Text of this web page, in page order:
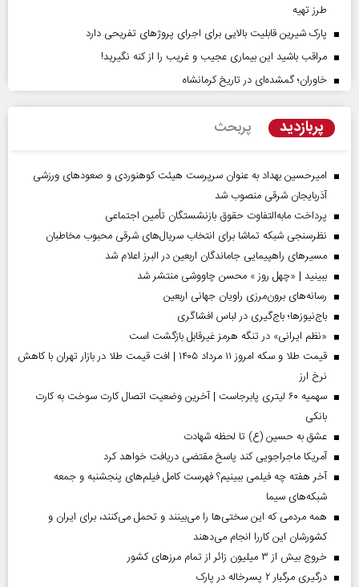
طرز تهیه
پارک شیرین قابلیت‌ بالایی برای اجرای پروژهای تفریحی دارد
مراقب باشید این بیماری عجیب و غریب را از کنه نگیرید!
خاوران؛ گمشده‌ای در تاریخ کرمانشاه
پربازدید پربحث
امیرحسین بهداد به عنوان سرپرست هیئت کوهنوردی و صعودهای ورزشی
آذربایجان شرقی منصوب شد
پرداخت مابه‌التفاوت حقوق بازنشستگان تأمین اجتماعی
نظرسنجی شبکه تماشا برای انتخاب سریال‌های شرقی محبوب مخاطبان
مسیر‌های راهپیمایی جاماندگان اربعین در البرز اعلام شد
ببینید | «چهل روز » محسن چاووشی منتشر شد
رسانه‌های برون‌مرزی راویان جهانی اربعین
باج‌نیوزها؛ باج‌گیری در لباس افشاگری
«نظم ایرانی» در تنگه هرمز غیرقابل بازگشت است
قیمت طلا و سکه امروز ۱۱ مرداد ۱۴۰۵ | افت قیمت طلا در بازار تهران با کاهش
نرخ ارز
سهمیه ۶۰ لیتری پابرجاست | آخرین وضعیت اتصال کارت سوخت به کارت
بانکی
عشق به حسین (ع) تا لحظه شهادت
آمریکا ماجراجویی کند پاسخ مقتضی دریافت خواهد کرد
آخر هفته چه فیلمی ببینیم؟ فهرست کامل فیلم‌های پنجشنبه و جمعه
شبکه‌های سیما
همه مردمی که این سختی‌ها را می‌بینند و تحمل می‌کنند، برای ایران و
کشورشان این کاررا انجام می‌دهند
خروج بیش از ۳ میلیون زائر از تمام مرز‌های کشور
درگیری مرگبار ۲ پسرخاله در پارک